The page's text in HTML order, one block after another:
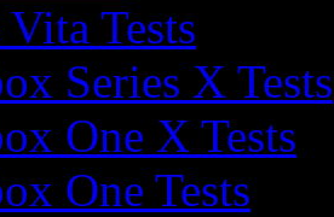
Vita Tests
Series X Tests
One X Tests
One Tests